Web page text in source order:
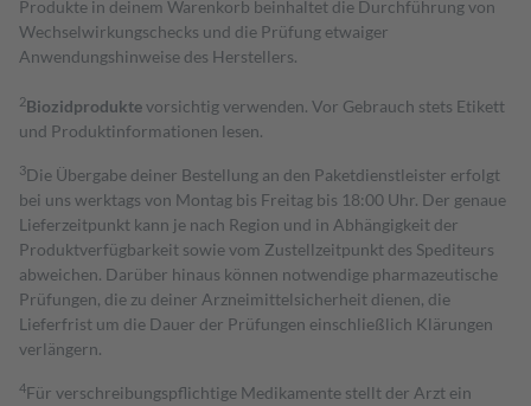
Produkte in deinem Warenkorb beinhaltet die Durchführung von
Wechselwirkungschecks und die Prüfung etwaiger
Anwendungshinweise des Herstellers.
2Biozidproduktevorsichtig verwenden. Vor Gebrauch stets Etikett
und Produktinformationen lesen.
3Die Übergabe deiner Bestellung an den Paketdienstleister erfolgt
bei uns werktags von Montag bis Freitag bis 18:00 Uhr. Der genaue
Lieferzeitpunkt kann je nach Region und in Abhängigkeit der
Produktverfügbarkeit sowie vom Zustellzeitpunkt des Spediteurs
abweichen. Darüber hinaus können notwendige pharmazeutische
Prüfungen, die zu deiner Arzneimittelsicherheit dienen, die
Lieferfrist um die Dauer der Prüfungen einschließlich Klärungen
verlängern.
4Für verschreibungspflichtige Medikamente stellt der Arzt ein